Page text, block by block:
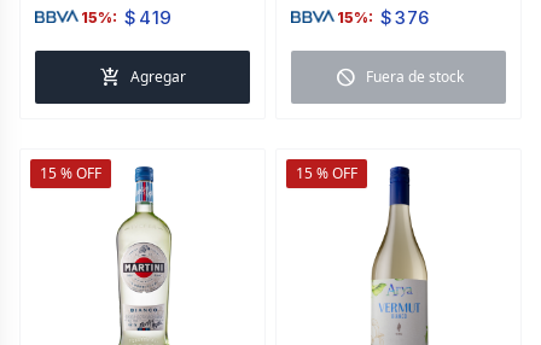
15%: $ 419
add_shopping_cart Agregar
15%: $376
block Fuera de stock
15 % OFF 15 % OFF